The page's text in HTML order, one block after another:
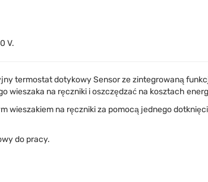
V.
termostat dotykowy Sensor ze zintegrowaną
wieszaka na ręczniki i oszczędzać na kosztach
wieszakiem na ręczniki za pomocą jednego
do pracy.